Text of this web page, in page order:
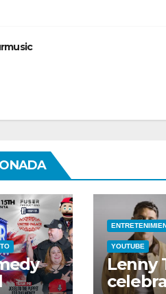
YOUTUBE
Lenny